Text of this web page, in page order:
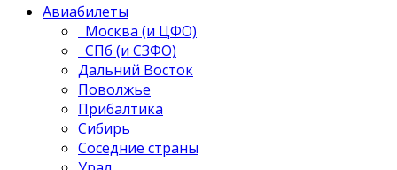
Авиабилеты
Москва (и ЦФО)
СПб (и СЗФО)
Дальний Восток
Поволжье
Прибалтика
Сибирь
Соседние страны